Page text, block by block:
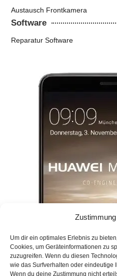
Um dir ein optimales Erlebnis zu
Cookies, um Geräteinformationen zu
zuzugreifen. Wenn du diesen
wie das Surfverhalten oder eindeutige
Wenn du deine Zustimmung nicht
Austausch Frontkamera
Software
Reparatur Software